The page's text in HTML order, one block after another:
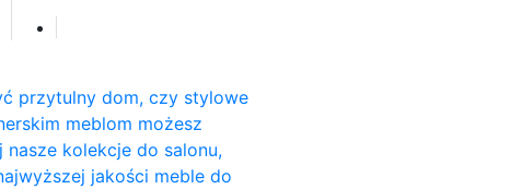
przytulny dom, czy stylowe
meblom możesz
kolekcje do salonu,
jakości meble do